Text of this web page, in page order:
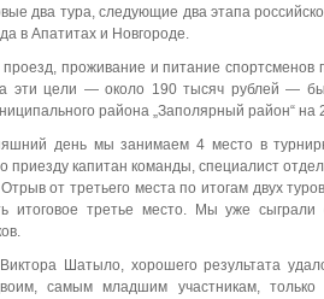
два тура, следующие два этапа
в Апатитах и Новгороде.
проживание и питание
эти цели — около 190 тысяч рублей —
района „Заполярный район“
день мы занимаем 4 место в
приезду капитан команды, специалист
от третьего места по итогам двух
итоговое третье место. Мы уже
Шатыло, хорошего результата
самым младшим участникам,